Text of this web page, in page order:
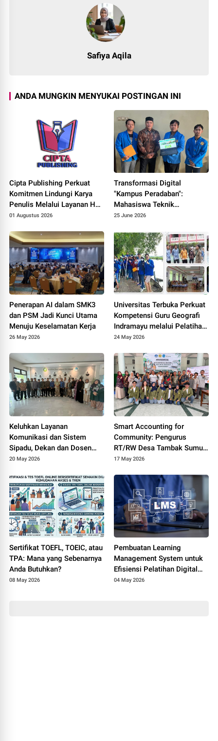
Safiya Aqila
ANDA MUNGKIN MENYUKAI POSTINGAN INI
Cipta Publishing Perkuat
Komitmen Lindungi Karya
Penulis Melalui Layanan Hak
Cipta
01 Augustus 2026
Transformasi Digital
"Kampus Peradaban":
Mahasiswa Teknik
Informatika UNPAM
Online Terintegrasi untuk
MAS Al-Hasaniyah
25 June 2026
Penerapan AI dalam SMK3
dan PSM Jadi Kunci Utama
Menuju Keselamatan Kerja
26 May 2026
Universitas Terbuka Perkuat
Kompetensi Guru Geografi
Indramayu melalui Pelatihan
Drone Mapping dan Analisis
24 May 2026
Keluhkan Layanan
Komunikasi dan Sistem
Sipadu, Dekan dan Dosen
FTIK PTIQ Datangi Rektorat
20 May 2026
Smart Accounting for
Community: Pengurus
RT/RW Desa Tambak Sumur
Ikuti Pelatihan Transparansi
Digital
17 May 2026
Sertifikat TOEFL, TOEIC, atau
TPA: Mana yang Sebenarnya
Anda Butuhkan?
08 May 2026
Pembuatan Learning
Management System untuk
Efisiensi Pelatihan Digital
Perusahaan
04 May 2026